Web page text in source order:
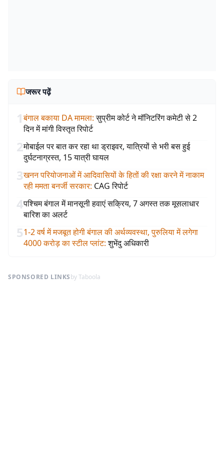
जरूर पढ़ें
1बंगाल बकाया DA मामला: सुप्रीम कोर्ट ने मॉनिटरिंग कमेटी से 2
दिन में मांगी विस्तृत रिपोर्ट
2मोबाईल पर बात कर रहा था ड्राइवर, यात्रियों से भरी बस हुई
दुर्घटनाग्रस्त, 15 यात्री घायल
3खनन परियोजनाओं में आदिवासियों के हितों की रक्षा करने में नाकाम
रही ममता बनर्जी सरकार: CAG रिपोर्ट
4पश्चिम बंगाल में मानसूनी हवाएं सक्रिय, 7 अगस्त तक मूसलाधार
बारिश का अलर्ट
51-2 वर्ष में मजबूत होगी बंगाल की अर्थव्यवस्था, पुरुलिया में लगेगा
4000 करोड़ का स्टील प्लांट: शुभेंदु अधिकारी
SPONSORED LINKSby Taboola